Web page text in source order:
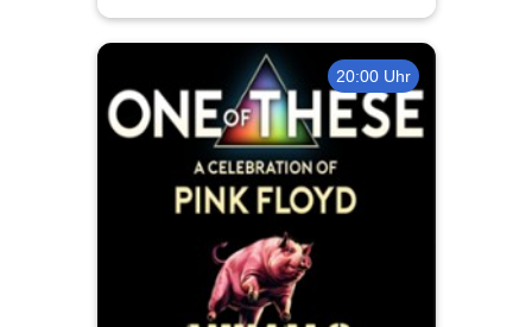
20:00 Uhr